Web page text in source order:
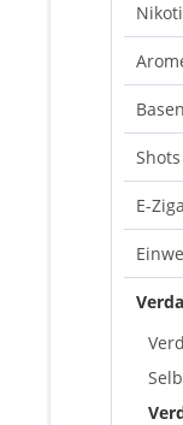
Basen
Shots
E-